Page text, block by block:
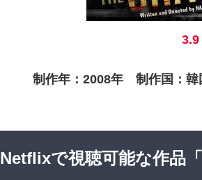
3.9
制作年：2008年 制作国：
Netflixで視聴可能な作品